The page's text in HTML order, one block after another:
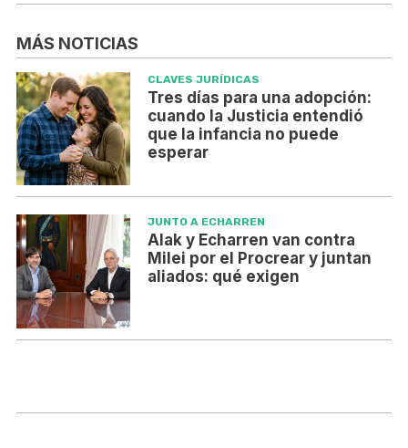
MÁS NOTICIAS
CLAVES JURÍDICAS
Tres días para una adopción:
cuando la Justicia entendió
que la infancia no puede
esperar
JUNTO A ECHARREN
Alak y Echarren van contra
Milei por el Procrear y juntan
aliados: qué exigen